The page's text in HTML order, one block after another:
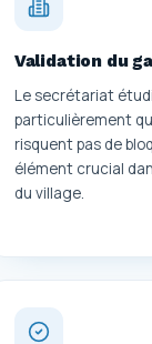
Validation du
Le secrétariat
particulièrement
risquent pas de
élément crucial
du village.